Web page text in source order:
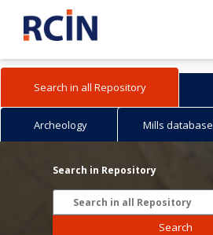
Search in all Repository
Archeology Mills database
Search in Repository
Search